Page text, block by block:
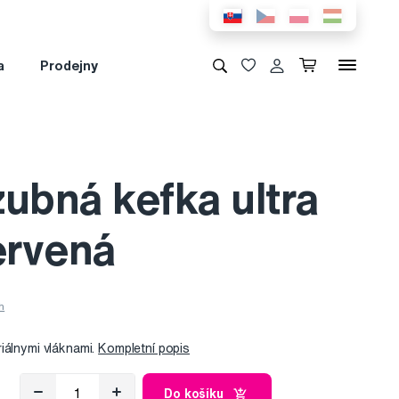
Prodejny
kefka ultra
vláknami. Kompletní popis
Do košíku